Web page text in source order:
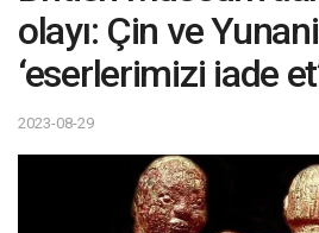
olayı: Çin ve
‘eserlerimizi iade
2023-08-29